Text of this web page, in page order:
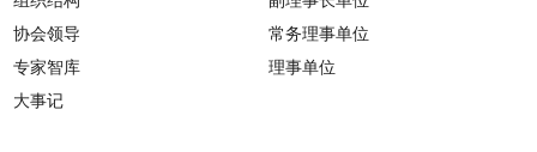
协会领导
专家智库
大事记
常务理事单位
理事单位